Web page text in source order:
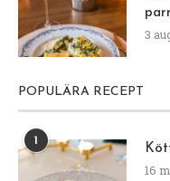
3
POPULÄRA RECEPT
1
16